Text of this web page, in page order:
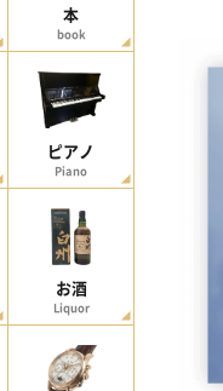
本
book
ピアノ
Piano
お酒
Liquor